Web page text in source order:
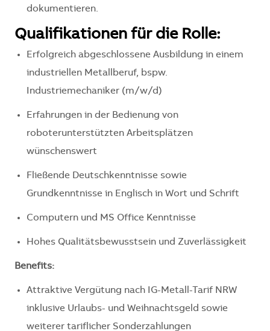
dokumentieren.
Qualifikationen für die Rolle:
Erfolgreich abgeschlossene Ausbildung in einem
industriellen Metallberuf, bspw.
Industriemechaniker (m/w/d)
Erfahrungen in der Bedienung von
roboterunterstützten Arbeitsplätzen
wünschenswert
Fließende Deutschkenntnisse sowie
Grundkenntnisse in Englisch in Wort und Schrift
Computern und MS Office Kenntnisse
Hohes Qualitätsbewusstsein und Zuverlässigkeit
Benefits:
Attraktive Vergütung nach IG-Metall-Tarif NRW
inklusive Urlaubs- und Weihnachtsgeld sowie
weiterer tariflicher Sonderzahlungen